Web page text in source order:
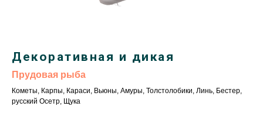
Декоративная и дикая
Прудовая рыба
Кометы, Карпы, Караси, Вьюны, Амуры, Толстолобики, Линь, Бестер,
русский Осетр, Щука